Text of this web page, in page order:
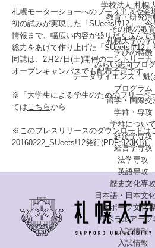
学校法人 札幌
教育・研究活
その他の教
札幌大学の学
学びの特徴
みらい志向プロ
データサイエンス「魁(
プログラム
留学・国際交
学群・専攻
学群について
経済学専攻
経営学専攻
法学専攻
英語専攻
歴史文化専
日本語・日本文
スポーツ文化
リベラルアーツ
入試情報
入試情報
札幌モーターショーへのブース出展や会
初の試みが実現した「SUeets!#12」。
情報まで、幅広い内容が盛りだくさんで
総力をあげて作り上げた「SUeets!#12」
同誌は、2月27日(土)開催のエントリー
オープンキャンパスでも配布予定です。
※「大学生による学生のためのフリーペ
てはこちらから
※このプレスリリースのダウンロードは
20160222_SUeets!12発行(PDF:923KB)